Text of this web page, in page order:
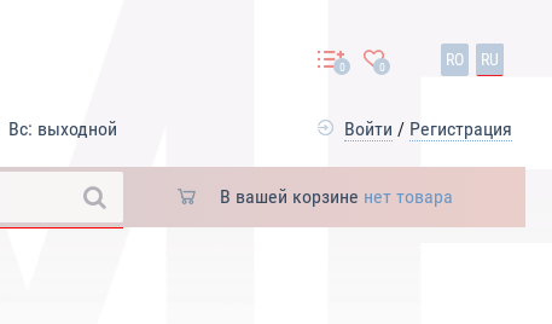
Вс: выходной
0 0 RO RU
Войти / Регистрация
В вашей корзине нет товара